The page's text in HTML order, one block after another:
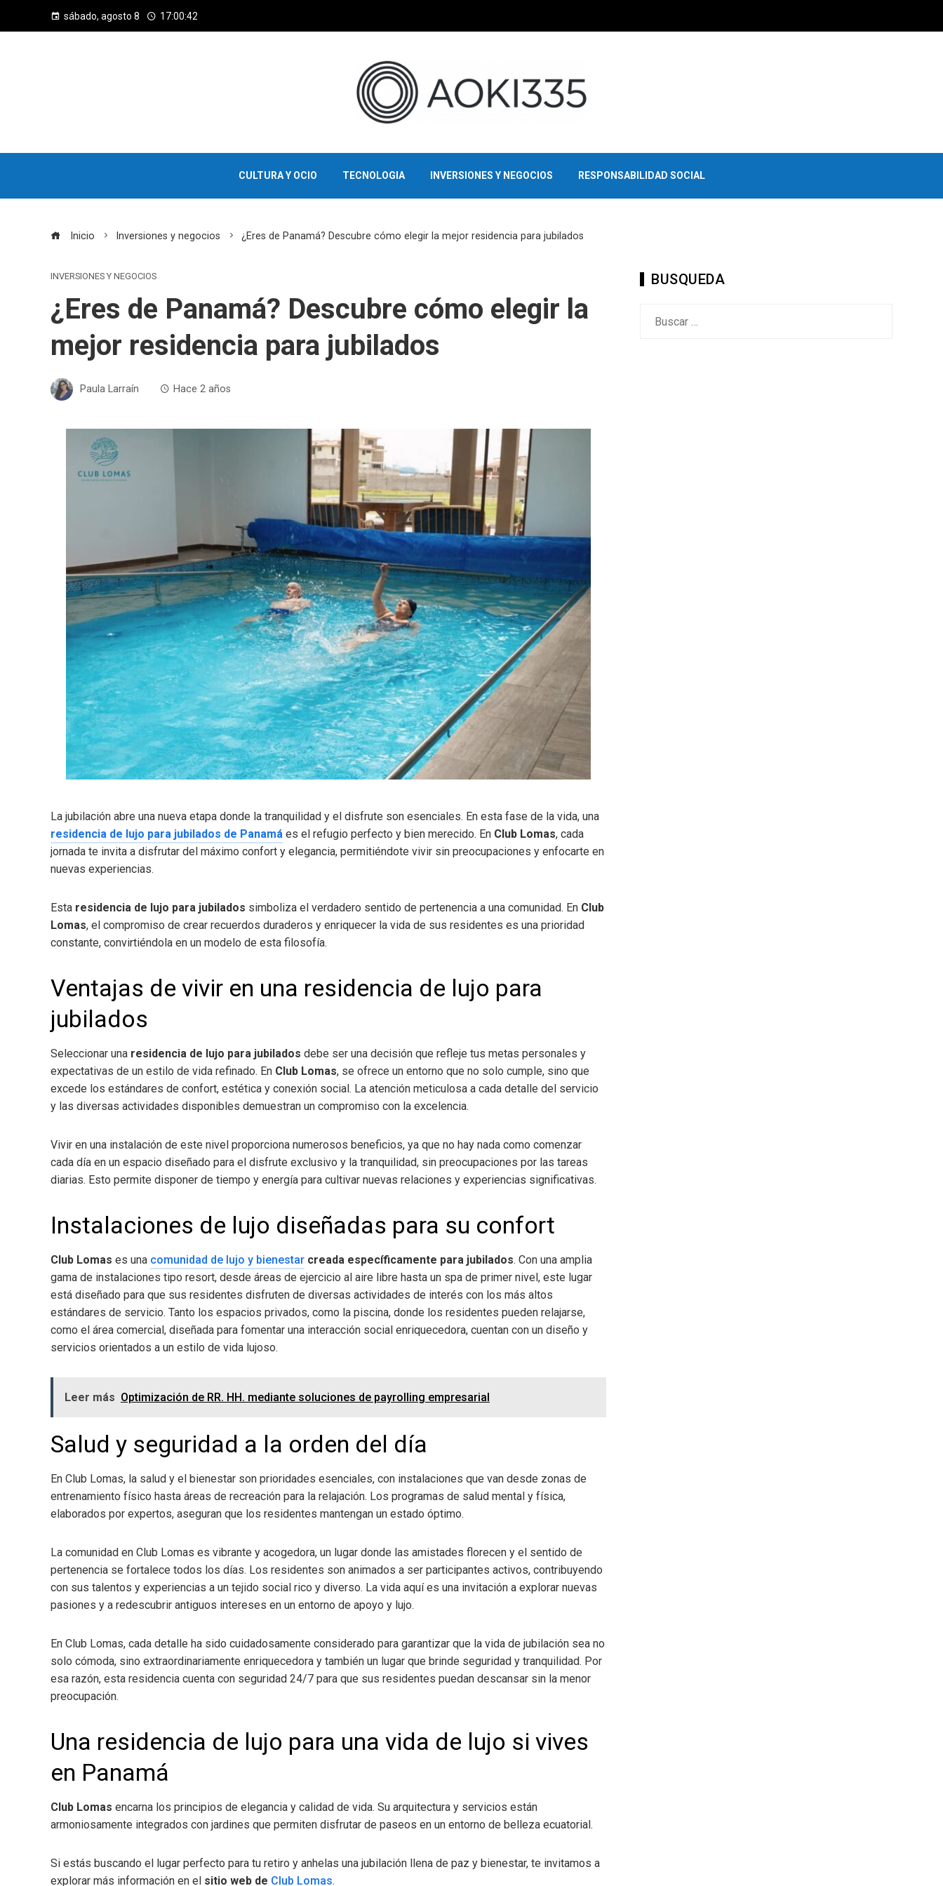
sábado, agosto 8 17:00:43
CULTURA Y OCIO TECNOLOGIA INVERSIONES Y NEGOCIOS RESPONSABILIDAD SOCIAL
Inicio Inversiones y negocios ¿Eres de Panamá? Descubre cómo elegir la mejor residencia para jubilados
INVERSIONES Y NEGOCIOS
¿Eres de Panamá? Descubre cómo elegir la
mejor residencia para jubilados
Paula Larraín Hace 2 años
La jubilación abre una nueva etapa donde la tranquilidad y el disfrute son esenciales. En esta fase de la vida, una
residencia de lujo para jubilados de Panamá es el refugio perfecto y bien merecido. En Club Lomas, cada
jornada te invita a disfrutar del máximo confort y elegancia, permitiéndote vivir sin preocupaciones y enfocarte en
nuevas experiencias.
Esta residencia de lujo para jubilados simboliza el verdadero sentido de pertenencia a una comunidad. En Club
Lomas, el compromiso de crear recuerdos duraderos y enriquecer la vida de sus residentes es una prioridad
constante, convirtiéndola en un modelo de esta filosofía.
Ventajas de vivir en una residencia de lujo para
jubilados
Seleccionar una residencia de lujo para jubilados debe ser una decisión que refleje tus metas personales y
expectativas de un estilo de vida refinado. En Club Lomas, se ofrece un entorno que no solo cumple, sino que
excede los estándares de confort, estética y conexión social. La atención meticulosa a cada detalle del servicio
y las diversas actividades disponibles demuestran un compromiso con la excelencia.
Vivir en una instalación de este nivel proporciona numerosos beneficios, ya que no hay nada como comenzar
cada día en un espacio diseñado para el disfrute exclusivo y la tranquilidad, sin preocupaciones por las tareas
diarias. Esto permite disponer de tiempo y energía para cultivar nuevas relaciones y experiencias significativas.
Instalaciones de lujo diseñadas para su confort
Club Lomas es una comunidad de lujo y bienestar creada específicamente para jubilados. Con una amplia
gama de instalaciones tipo resort, desde áreas de ejercicio al aire libre hasta un spa de primer nivel, este lugar
está diseñado para que sus residentes disfruten de diversas actividades de interés con los más altos
estándares de servicio. Tanto los espacios privados, como la piscina, donde los residentes pueden relajarse,
como el área comercial, diseñada para fomentar una interacción social enriquecedora, cuentan con un diseño y
servicios orientados a un estilo de vida lujoso.
Leer más Optimización de RR. HH. mediante soluciones de payrolling empresarial
Salud y seguridad a la orden del día
En Club Lomas, la salud y el bienestar son prioridades esenciales, con instalaciones que van desde zonas de
entrenamiento físico hasta áreas de recreación para la relajación. Los programas de salud mental y física,
elaborados por expertos, aseguran que los residentes mantengan un estado óptimo.
La comunidad en Club Lomas es vibrante y acogedora, un lugar donde las amistades florecen y el sentido de
pertenencia se fortalece todos los días. Los residentes son animados a ser participantes activos, contribuyendo
con sus talentos y experiencias a un tejido social rico y diverso. La vida aquí es una invitación a explorar nuevas
pasiones y a redescubrir antiguos intereses en un entorno de apoyo y lujo.
En Club Lomas, cada detalle ha sido cuidadosamente considerado para garantizar que la vida de jubilación sea no
solo cómoda, sino extraordinariamente enriquecedora y también un lugar que brinde seguridad y tranquilidad. Por
esa razón, esta residencia cuenta con seguridad 24/7 para que sus residentes puedan descansar sin la menor
preocupación.
Una residencia de lujo para una vida de lujo si vives
en Panamá
Club Lomas encarna los principios de elegancia y calidad de vida. Su arquitectura y servicios están
armoniosamente integrados con jardines que permiten disfrutar de paseos en un entorno de belleza ecuatorial.
Si estás buscando el lugar perfecto para tu retiro y anhelas una jubilación llena de paz y bienestar, te invitamos a
explorar más información en el sitio web de Club Lomas.
BUSQUEDA